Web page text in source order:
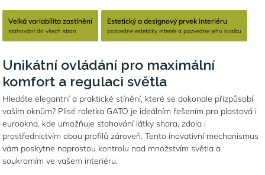
Velká variabilita zastínění
stahování do všech stran
Estetický a designový prvek interiéru
pozvedne esteticky interiér a pozvedne jeho kvalitu
Unikátní ovládání pro maximální
komfort a regulaci světla
Hledáte elegantní a praktické stínění, které se dokonale přizpůsobí
vašim oknům? Plisé roletka GATO je ideálním řešením pro plastová i
eurookna, kde umožňuje stahování látky shora, zdola i
prostřednictvím obou profilů zároveň. Tento inovativní mechanismus
vám poskytne naprostou kontrolu nad množstvím světla a
soukromím ve vašem interiéru.